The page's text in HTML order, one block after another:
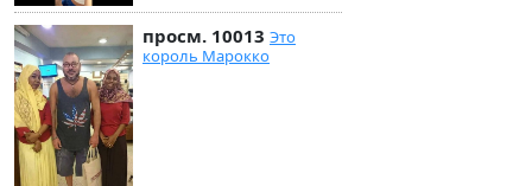
просм. 10013 Это
король Марокко